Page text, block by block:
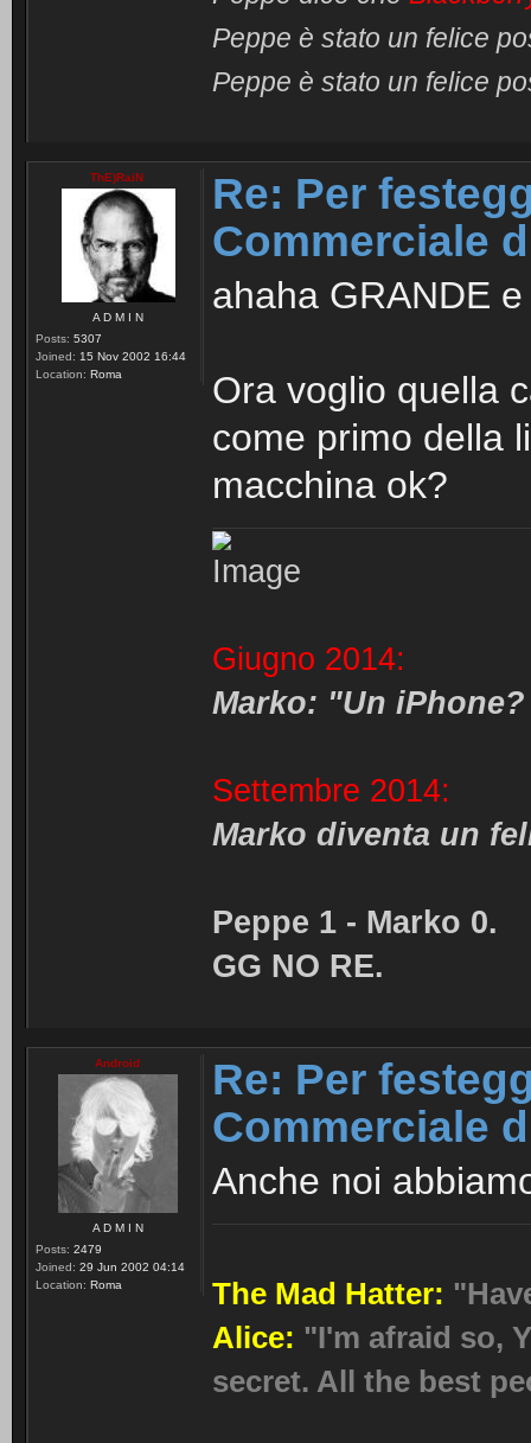
Peppe è stato un felice
Peppe è stato un felice
ThE)RaiN
A D M I N
Posts: 5307
Joined: 15 Nov 2002 16:44
Location: Roma
Re: Per
Commerciale
ahaha GRANDE
Ora voglio quella
come primo della
macchina ok?
Giugno 2014:
Marko: "Un
Settembre 2014:
Marko diventa un
Peppe 1 - Marko 0.
GG NO RE.
Android
A D M I N
Posts: 2479
Joined: 29 Jun 2002 04:14
Location: Roma
Re: Per
Commerciale
Anche noi
The Mad Hatter:
Alice: "I'm afraid so,
secret. All the best